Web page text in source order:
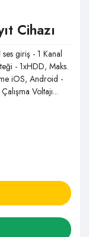
Cihazı
giriş - 1 Kanal
- 1xHDD, Maks.
iOS, Android -
Voltajı...